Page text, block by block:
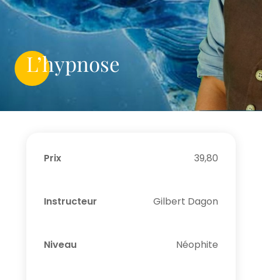
L’hypnose
Prix 39,80
Instructeur Gilbert Dagon
Niveau Néophite